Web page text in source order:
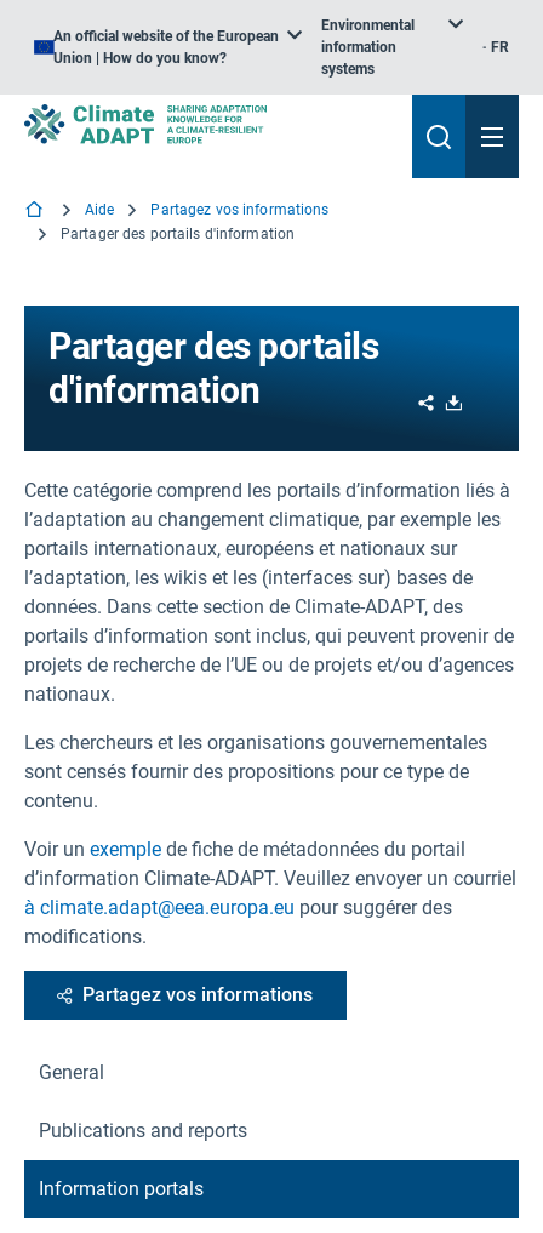
An official website of the European
Union | How do you know?
Environmental
information
systems
FR
Aide
Partagez vos informations
Partager des portails d'information
Partager des portails
d'information
Share
Cette catégorie comprend les portails d’information liés à
l’adaptation au changement climatique, par exemple les
portails internationaux, européens et nationaux sur
l’adaptation, les wikis et les (interfaces sur) bases de
données. Dans cette section de Climate-ADAPT, des
portails d’information sont inclus, qui peuvent provenir de
projets de recherche de l’UE ou de projets et/ou d’agences
nationaux.
Les chercheurs et les organisations gouvernementales
sont censés fournir des propositions pour ce type de
contenu.
Voir un exemple de fiche de métadonnées du portail
d’information Climate-ADAPT. Veuillez envoyer un courriel
à climate.adapt@eea.europa.eu pour suggérer des
modifications.
Partagez vos informations
General
Publications and reports
Information portals